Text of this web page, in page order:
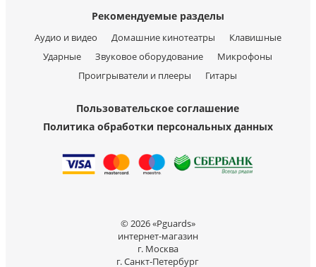
Рекомендуемые разделы
Аудио и видео Домашние кинотеатры
Клавишные
Ударные
Звуковое оборудование
Микрофоны
Проигрыватели и плееры
Гитары
Пользовательское соглашение
Политика обработки персональных данных
© 2026 «Pguards»
интернет-магазин
г. Москва
г. Санкт-Петербург